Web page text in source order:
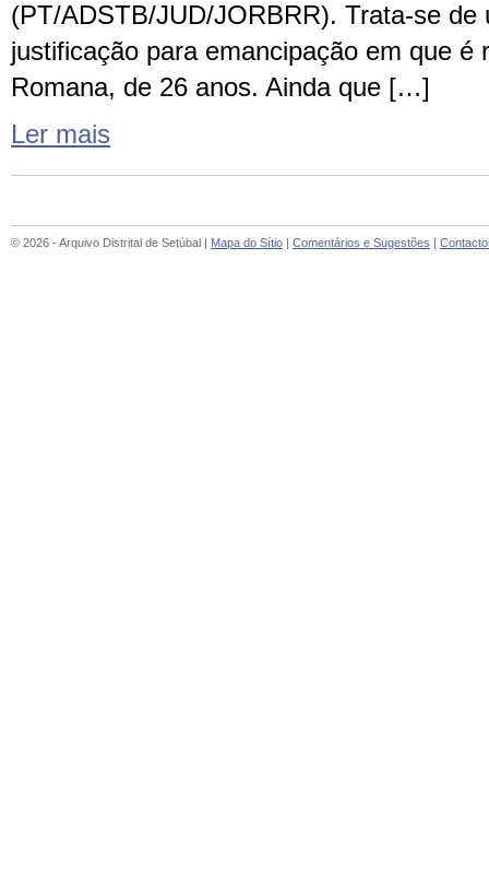
(PT/ADSTB/JUD/JORBRR). Trata-se de
justificação para emancipação em que é
Romana, de 26 anos. Ainda que […]
Ler mais
© 2026 - Arquivo Distrital de Setúbal | Mapa do Sítio | Comentários e Sugestões |